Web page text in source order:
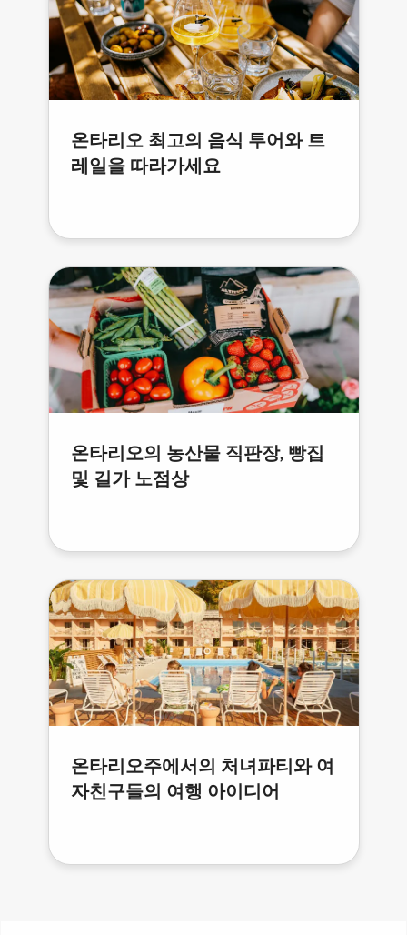
온타리오 최고의 음식 투어와 트
레일을 따라가세요
온타리오의 농산물 직판장, 빵집
및 길가 노점상
온타리오주에서의 처녀파티와 여
자친구들의 여행 아이디어